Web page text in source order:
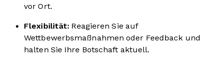
vor Ort.
Flexibilität: Reagieren Sie auf
Wettbewerbsmaßnahmen oder Feedback und
halten Sie Ihre Botschaft aktuell.